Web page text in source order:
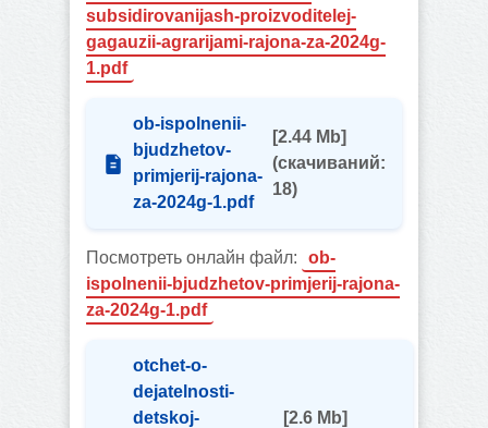
subsidirovanijash-proizvoditelej-
gagauzii-agrarijami-rajona-za-2024g-
1.pdf
ob-ispolnenii-
bjudzhetov-
primjerij-rajona-
za-2024g-1.pdf
[2.44 Mb]
(cкачиваний:
18)
Посмотреть онлайн файл:
ob-
ispolnenii-bjudzhetov-primjerij-rajona-
za-2024g-1.pdf
otchet-o-
dejatelnosti-
detskoj-
[2.6 Mb]